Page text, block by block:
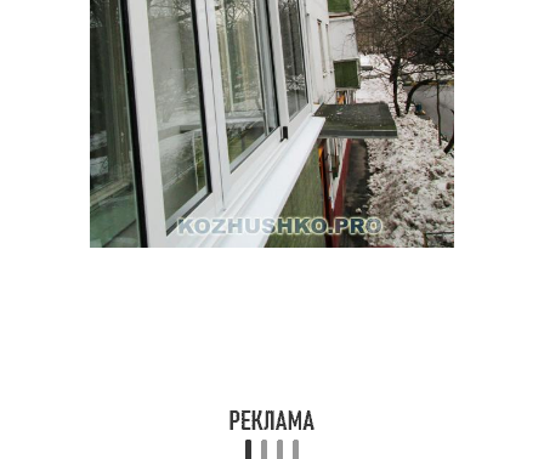
Материалы для зимней
установки
Окна при ремонте
Окна в зимнюю пору
Резинки на
пластиковых окнах